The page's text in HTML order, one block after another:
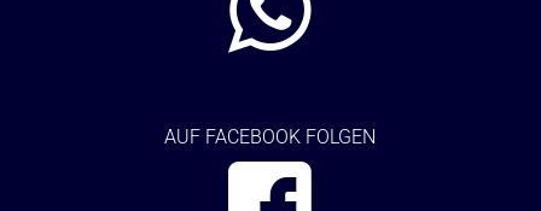
AUF FACEBOOK FOLGEN